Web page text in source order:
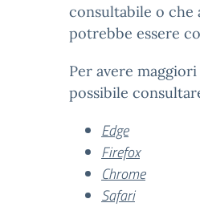
consultabile o
potrebbe essere
Per avere
possibile
Edge
Firefox
Chrome
Safari